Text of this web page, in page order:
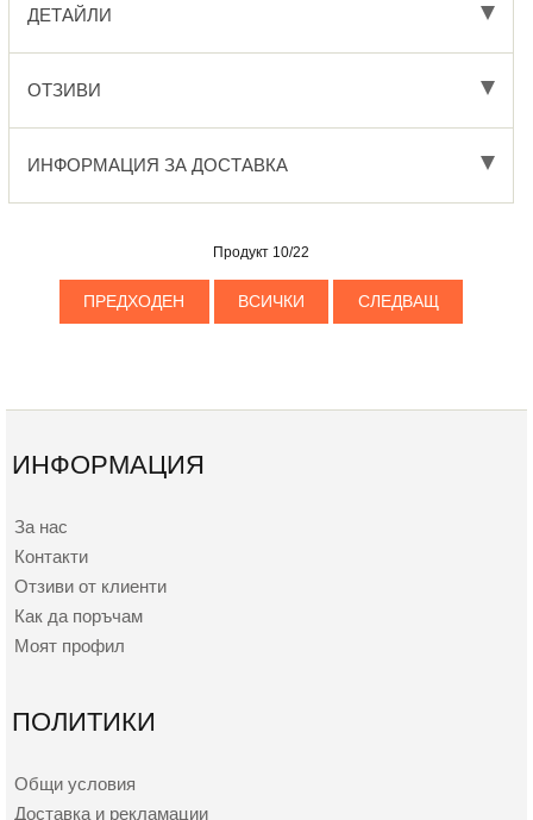
ДЕТАЙЛИ
ОТЗИВИ
ИНФОРМАЦИЯ ЗА ДОСТАВКА
Продукт 10/22
ПРЕДХОДЕН ВСИЧКИ СЛЕДВАЩ
ИНФОРМАЦИЯ
За нас
Контакти
Отзиви от клиенти
Как да поръчам
Моят профил
ПОЛИТИКИ
Общи условия
Доставка и рекламации